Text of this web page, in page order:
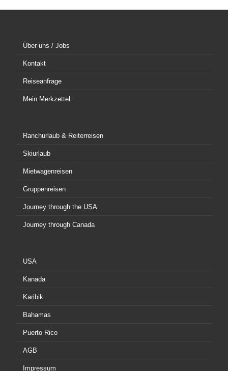
Über uns / Jobs
Kontakt
Reiseanfrage
Mein Merkzettel
Ranchurlaub & Reiterreisen
Skiurlaub
Mietwagenreisen
Gruppenreisen
Journey through the USA
Journey through Canada
USA
Kanada
Karibik
Bahamas
Puerto Rico
AGB
Impressum